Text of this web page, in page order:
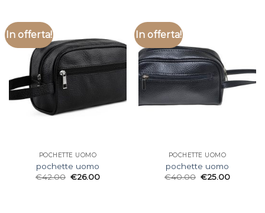
In offerta!
POCHETTE UOMO
pochette uomo
€42.00 €26.00
In offerta!
POCHETTE UOMO
pochette uomo
€40.00 €25.00